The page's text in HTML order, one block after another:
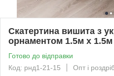
Скатертина вишита з
орнаментом 1.5м х 1.5м
Готово до відправки
Код: рнд1-21-15
Опт і